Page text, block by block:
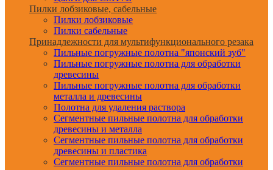
Пилки лобзиковые, сабельные
Пилки лобзиковые
Пилки сабельные
Принадлежности для мультифункционального резака
Пильные погружные полотна "японский зуб"
Пильные погружные полотна для обработки
древесины
Пильные погружные полотна для обработки
металла и древесины
Полотна для удаления раствора
Сегментные пильные полотна для обработки
древесины и металла
Сегментные пильные полотна для обработки
древесины и пластика
Сегментные пильные полотна для обработки